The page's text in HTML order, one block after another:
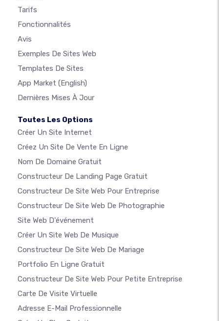
Tarifs
Fonctionnalités
Avis
Exemples De Sites Web
Templates De Sites
App Market (English)
Dernières Mises À Jour
Toutes Les Options
Créer Un Site Internet
Créez Un Site De Vente En Ligne
Nom De Domaine Gratuit
Constructeur De Landing Page Gratuit
Constructeur De Site Web Pour Entreprise
Constructeur De Site Web De Photographie
Site Web D'événement
Créer Un Site Web De Musique
Constructeur De Site Web De Mariage
Portfolio En Ligne Gratuit
Constructeur De Site Web Pour Petite Entreprise
Carte De Visite Virtuelle
Adresse E-Mail Professionnelle